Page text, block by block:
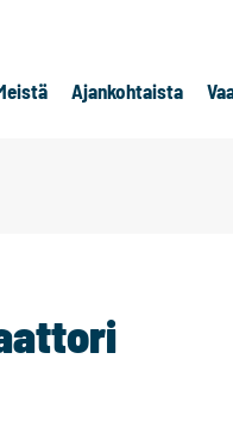
Ajankohtaista